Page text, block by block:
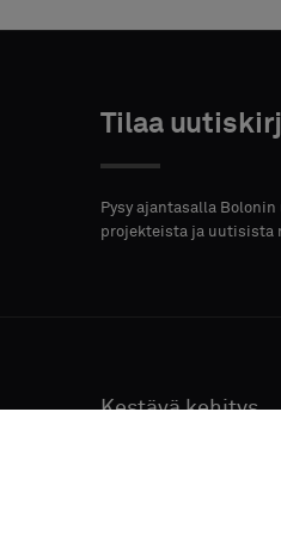
Tilaa
Pysy ajantasalla
projekteista ja uutisista
Kestävä kehitys